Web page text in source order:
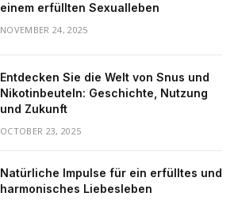
einem erfüllten Sexualleben
NOVEMBER 24, 2025
Entdecken Sie die Welt von Snus und
Nikotinbeuteln: Geschichte, Nutzung
und Zukunft
OCTOBER 23, 2025
Natürliche Impulse für ein erfülltes und
harmonisches Liebesleben